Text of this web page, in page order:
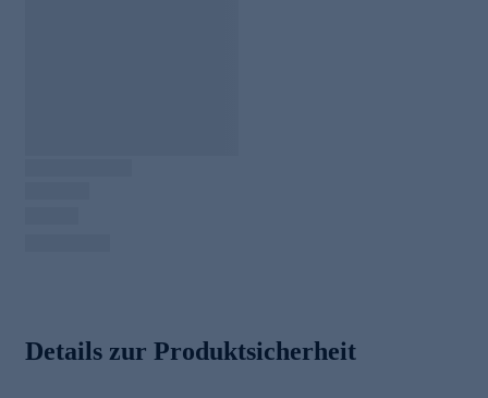
Details zur Produktsicherheit